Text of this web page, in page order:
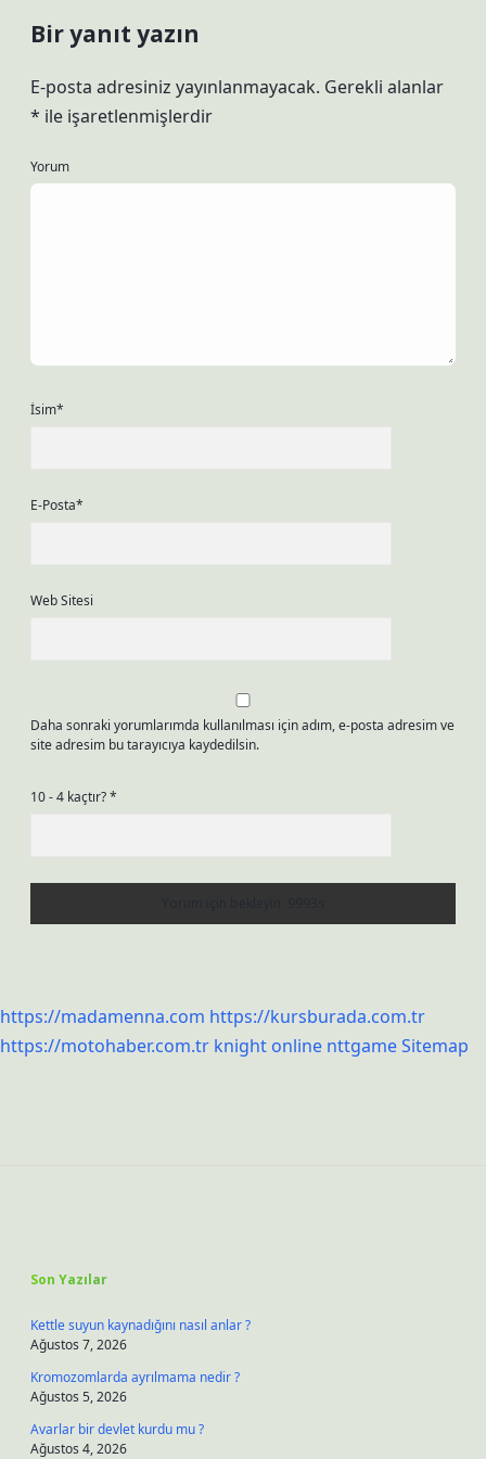
Bir yanıt yazın
E-posta adresiniz yayınlanmayacak. Gerekli alanlar
* ile işaretlenmişlerdir
Yorum
İsim*
E-Posta*
Web Sitesi
Daha sonraki yorumlarımda kullanılması için adım, e-posta adresim ve
site adresim bu tarayıcıya kaydedilsin.
10 - 4 kaçtır?*
https://madamenna.com https://kursburada.com.tr
https://motohaber.com.tr knight online nttgameSitemap
Son Yazılar
Kettle suyun kaynadığını nasıl anlar ?
Ağustos 7, 2026
Kromozomlarda ayrılmama nedir ?
Ağustos 5, 2026
Avarlar bir devlet kurdu mu ?
Ağustos 4, 2026